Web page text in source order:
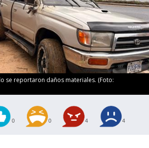
se reportaron daños materiales. (Foto:
0 0 4 4